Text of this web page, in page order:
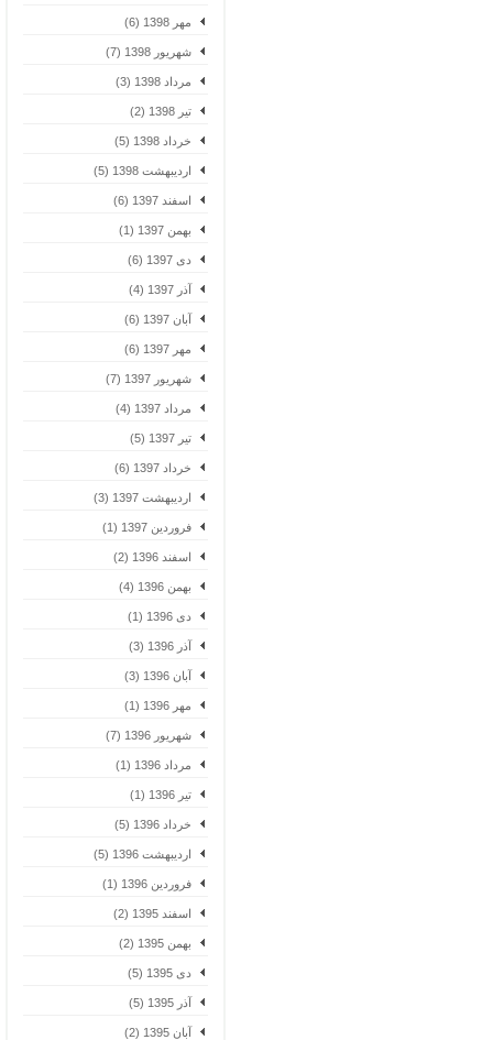
مهر 1398 (6)
شهریور 1398 (7)
مرداد 1398 (3)
تیر 1398 (2)
خرداد 1398 (5)
اردیبهشت 1398 (5)
اسفند 1397 (6)
بهمن 1397 (1)
دی 1397 (6)
آذر 1397 (4)
آبان 1397 (6)
مهر 1397 (6)
شهریور 1397 (7)
مرداد 1397 (4)
تیر 1397 (5)
خرداد 1397 (6)
اردیبهشت 1397 (3)
فروردین 1397 (1)
اسفند 1396 (2)
بهمن 1396 (4)
دی 1396 (1)
آذر 1396 (3)
آبان 1396 (3)
مهر 1396 (1)
شهریور 1396 (7)
مرداد 1396 (1)
تیر 1396 (1)
خرداد 1396 (5)
اردیبهشت 1396 (5)
فروردین 1396 (1)
اسفند 1395 (2)
بهمن 1395 (2)
دی 1395 (5)
آذر 1395 (5)
آبان 1395 (2)